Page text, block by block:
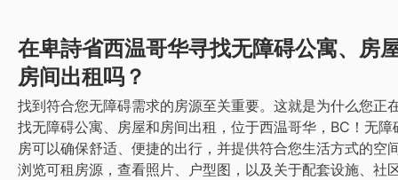
在卑詩省西温哥华寻找无障碍公寓、房
房间出租吗？
找到符合您无障碍需求的房源至关重要。这就是为什么您正
找无障碍公寓、房屋和房间出租，位于西温哥华，BC！无障
房可以确保舒适、便捷的出行，并提供符合您生活方式的空
浏览可租房源，查看照片、户型图，以及关于配套设施、社